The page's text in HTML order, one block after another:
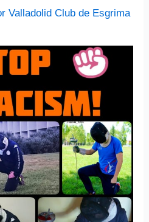
Valladolid Club de Esgrima